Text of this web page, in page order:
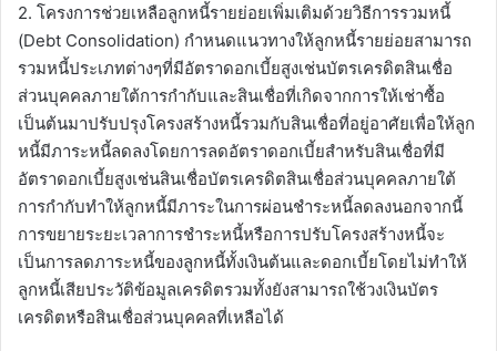
2. โครงการช่วยเหลือลูกหนี้รายย่อยเพิ่มเติมด้วยวิธีการรวมหนี้
(Debt Consolidation) กำหนดแนวทางให้ลูกหนี้รายย่อยสามารถ
รวมหนี้ประเภทต่างๆที่มีอัตราดอกเบี้ยสูงเช่นบัตรเครดิตสินเชื่อ
ส่วนบุคคลภายใต้การกำกับและสินเชื่อที่เกิดจากการให้เช่าซื้อ
เป็นต้นมาปรับปรุงโครงสร้างหนี้รวมกับสินเชื่อที่อยู่อาศัยเพื่อให้ลูก
หนี้มีภาระหนี้ลดลงโดยการลดอัตราดอกเบี้ยสำหรับสินเชื่อที่มี
อัตราดอกเบี้ยสูงเช่นสินเชื่อบัตรเครดิตสินเชื่อส่วนบุคคลภายใต้
การกำกับทำให้ลูกหนี้มีภาระในการผ่อนชำระหนี้ลดลงนอกจากนี้
การขยายระยะเวลาการชำระหนี้หรือการปรับโครงสร้างหนี้จะ
เป็นการลดภาระหนี้ของลูกหนี้ทั้งเงินต้นและดอกเบี้ยโดยไม่ทำให้
ลูกหนี้เสียประวัติข้อมูลเครดิตรวมทั้งยังสามารถใช้วงเงินบัตร
เครดิตหรือสินเชื่อส่วนบุคคลที่เหลือได้